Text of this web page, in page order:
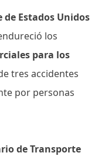
Estados Unidos
los
para los
tres accidentes
por personas
de Transporte